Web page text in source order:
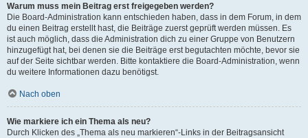
Warum muss mein Beitrag erst freigegeben werden?
Die Board-Administration kann entschieden haben, dass in dem Forum, in dem
du einen Beitrag erstellt hast, die Beiträge zuerst geprüft werden müssen. Es
ist auch möglich, dass die Administration dich zu einer Gruppe von Benutzern
hinzugefügt hat, bei denen sie die Beiträge erst begutachten möchte, bevor sie
auf der Seite sichtbar werden. Bitte kontaktiere die Board-Administration, wenn
du weitere Informationen dazu benötigst.
Nach oben
Wie markiere ich ein Thema als neu?
Durch Klicken des „Thema als neu markieren“-Links in der Beitragsansicht